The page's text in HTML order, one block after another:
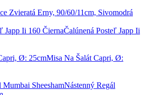
Zvieratá Erny, 90/60/11cm, Sivomodrá
Čalúnená Posteľ Japp Ii
Misa Na Šalát Capri, Ø:
Nástenný Regál